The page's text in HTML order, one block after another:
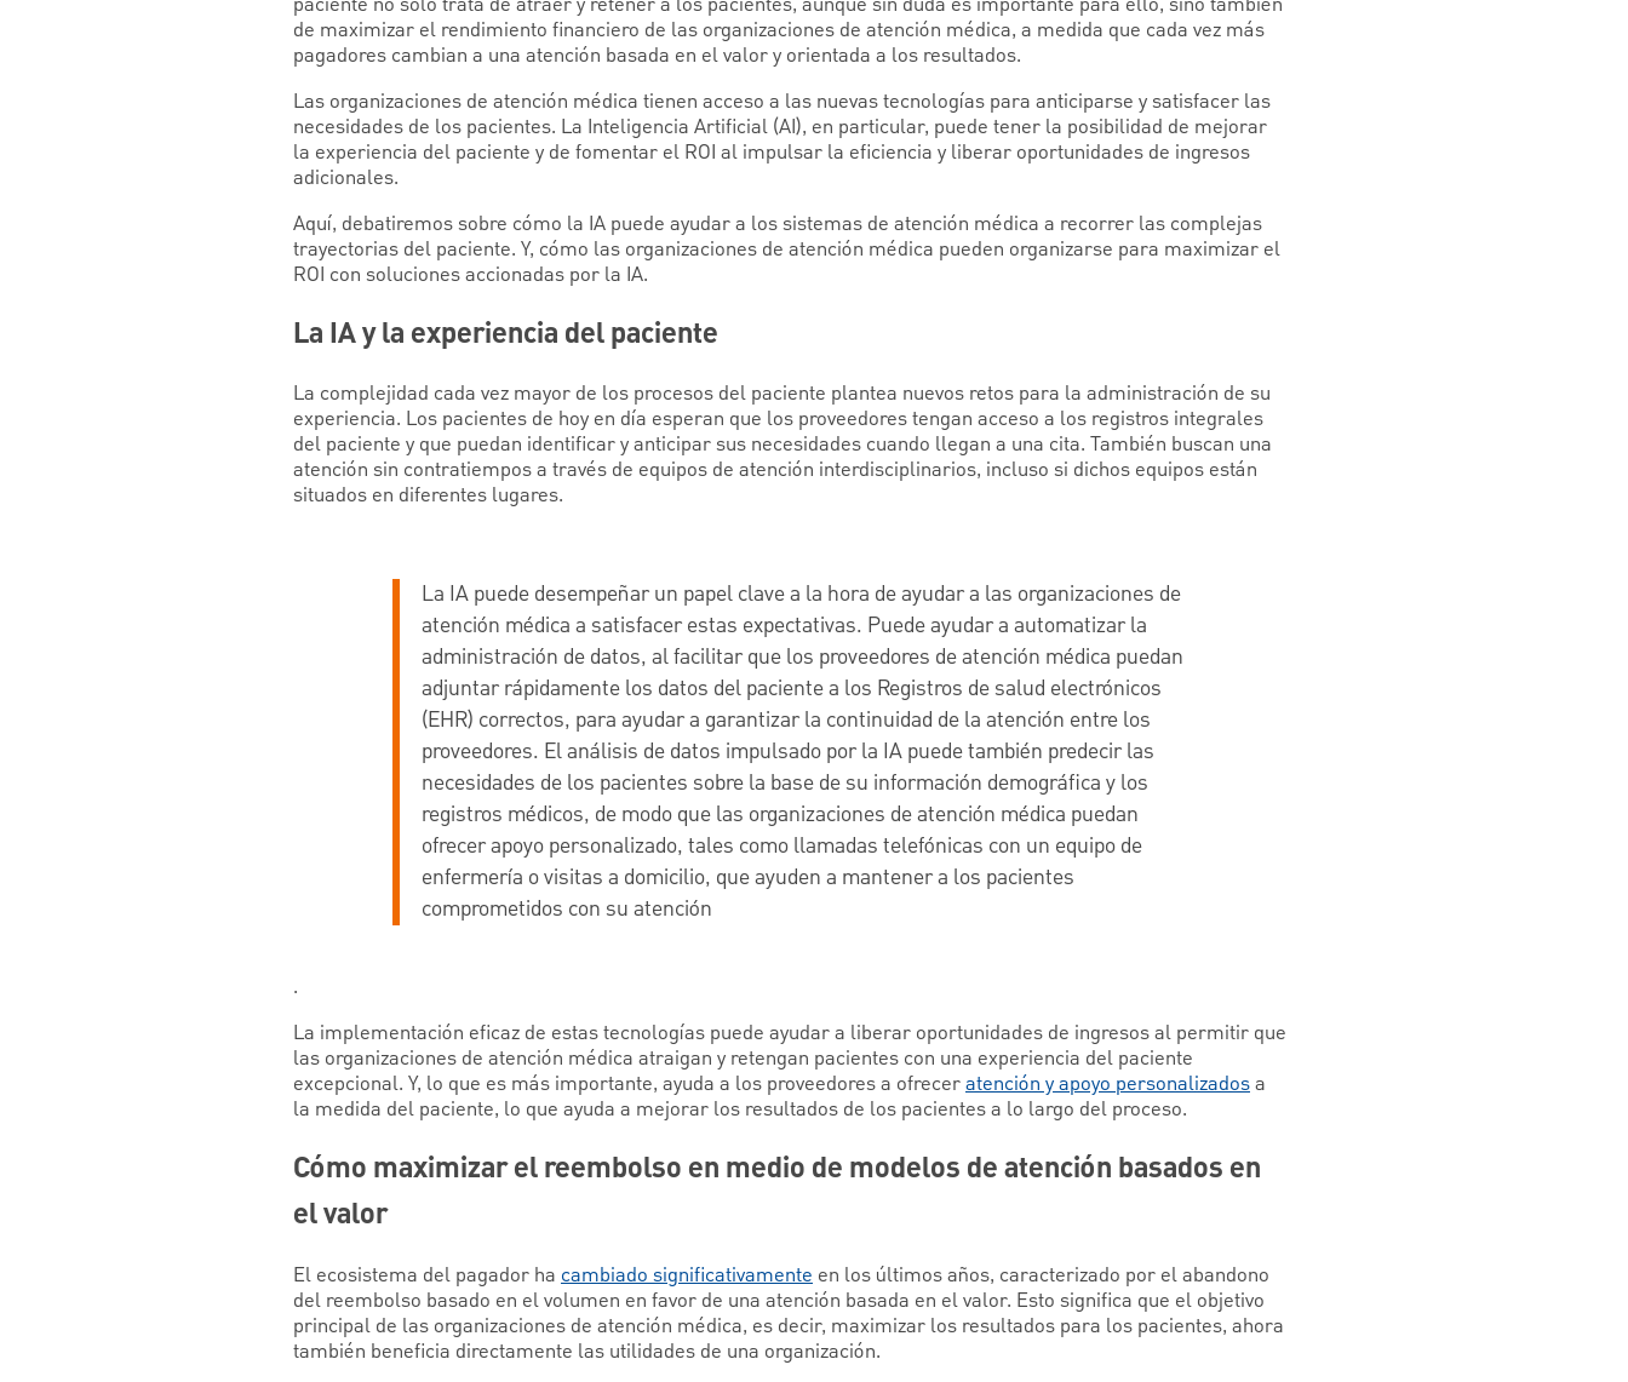
de maximizar el rendimiento financiero de las organizaciones de atención médica, a medida que cada vez más
pagadores cambian a una atención basada en el valor y orientada a los resultados.
Las organizaciones de atención médica tienen acceso a las nuevas tecnologías para anticiparse y satisfacer las
necesidades de los pacientes. La Inteligencia Artificial (AI), en particular, puede tener la posibilidad de mejorar
la experiencia del paciente y de fomentar el ROI al impulsar la eficiencia y liberar oportunidades de ingresos
adicionales.
Aquí, debatiremos sobre cómo la IA puede ayudar a los sistemas de atención médica a recorrer las complejas
trayectorias del paciente. Y, cómo las organizaciones de atención médica pueden organizarse para maximizar el
ROI con soluciones accionadas por la IA.
La IA y la experiencia del paciente
La complejidad cada vez mayor de los procesos del paciente plantea nuevos retos para la administración de su
experiencia. Los pacientes de hoy en día esperan que los proveedores tengan acceso a los registros integrales
del paciente y que puedan identificar y anticipar sus necesidades cuando llegan a una cita. También buscan una
atención sin contratiempos a través de equipos de atención interdisciplinarios, incluso si dichos equipos están
situados en diferentes lugares.
La IA puede desempeñar un papel clave a la hora de ayudar a las organizaciones de
atención médica a satisfacer estas expectativas. Puede ayudar a automatizar la
administración de datos, al facilitar que los proveedores de atención médica puedan
adjuntar rápidamente los datos del paciente a los Registros de salud electrónicos
(EHR) correctos, para ayudar a garantizar la continuidad de la atención entre los
proveedores. El análisis de datos impulsado por la IA puede también predecir las
necesidades de los pacientes sobre la base de su información demográfica y los
registros médicos, de modo que las organizaciones de atención médica puedan
ofrecer apoyo personalizado, tales como llamadas telefónicas con un equipo de
enfermería o visitas a domicilio, que ayuden a mantener a los pacientes
comprometidos con su atención
.
La implementación eficaz de estas tecnologías puede ayudar a liberar oportunidades de ingresos al permitir que
las organizaciones de atención médica atraigan y retengan pacientes con una experiencia del paciente
excepcional. Y, lo que es más importante, ayuda a los proveedores a ofreceratención y apoyo personalizadosa
la medida del paciente, lo que ayuda a mejorar los resultados de los pacientes a lo largo del proceso.
Cómo maximizar el reembolso en medio de modelos de atención basados en
el valor
El ecosistema del pagador ha cambiado significativamente en los últimos años, caracterizado por el abandono
del reembolso basado en el volumen en favor de una atención basada en el valor. Esto significa que el objetivo
principal de las organizaciones de atención médica, es decir, maximizar los resultados para los pacientes, ahora
también beneficia directamente las utilidades de una organización.